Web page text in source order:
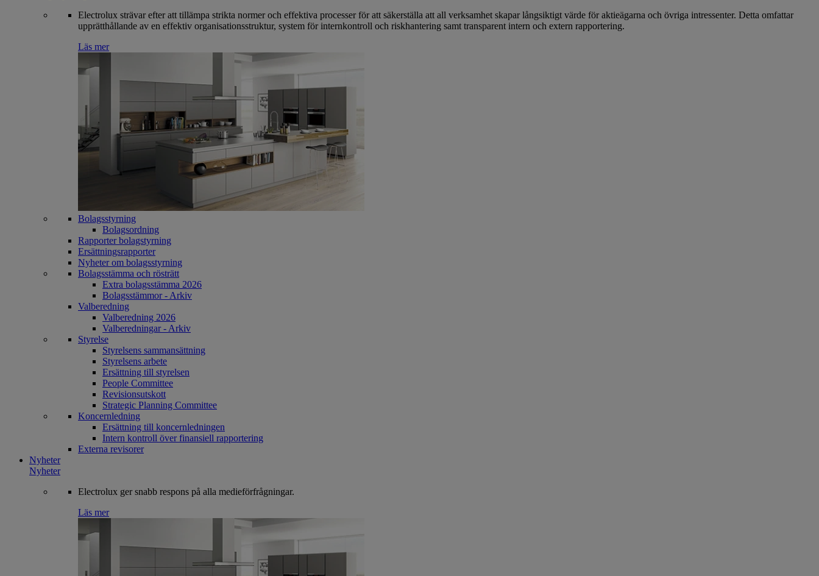
Electrolux strävar efter att tillämpa strikta normer och effektiva processer för att säkerställa att all verksamhet skapar långsiktigt värde för aktieägarna och övriga intressenter. Detta omfattar
upprätthållande av en effektiv organisationsstruktur, system för internkontroll och riskhantering samt transparent intern och extern rapportering.
Läs mer
Bolagsstyrning
Bolagsordning
Rapporter bolagstyrning
Ersättningsrapporter
Nyheter om bolagsstyrning
Bolagsstämma och rösträtt
Extra bolagsstämma 2026
Bolagsstämmor - Arkiv
Valberedning
Valberedning 2026
Valberedningar - Arkiv
Styrelse
Styrelsens sammansättning
Styrelsens arbete
Ersättning till styrelsen
People Committee
Revisionsutskott
Strategic Planning Committee
Koncernledning
Ersättning till koncernledningen
Intern kontroll över finansiell rapportering
Externa revisorer
Nyheter
Nyheter
Electrolux ger snabb respons på alla medieförfrågningar.
Läs mer